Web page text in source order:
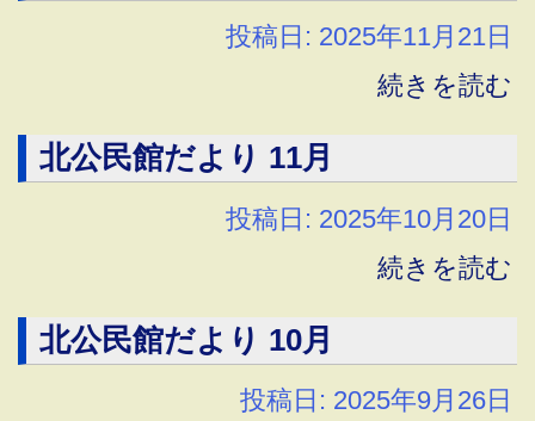
投稿日: 2025年11月21日
続きを読む
北公民館だより 11月
投稿日: 2025年10月20日
続きを読む
北公民館だより 10月
投稿日: 2025年9月26日